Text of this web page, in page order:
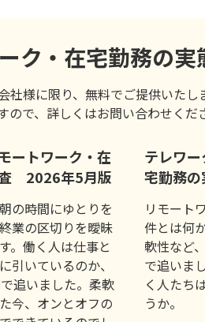
ク・在宅勤務の実
様に限り、無料でご提供いたし
で、詳しくはお問い合わせくだ
ートワーク・在
2026年5月版
の時間にゆとりを
業の区切りを曖昧
。働く人は仕事と
引いているのか、
追いました。柔軟
今、オンとオフの
テレワ
宅勤務
リモート
件とは何
軟性など
で追いま
く人たち
うか。